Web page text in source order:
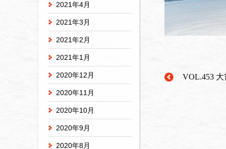
2021年4月
2021年3月
2021年2月
2021年1月
2020年12月
2020年11月
2020年10月
2020年9月
2020年8月
VOL.453 大